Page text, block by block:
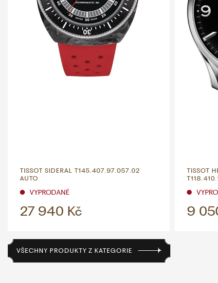
TISSOT SIDERAL T145.407.97.057.02
AUTO
VYPRODANÉ
27 940 Kč
TISSOT
9
VŠECHNY PRODUKTY Z KATEGORIE